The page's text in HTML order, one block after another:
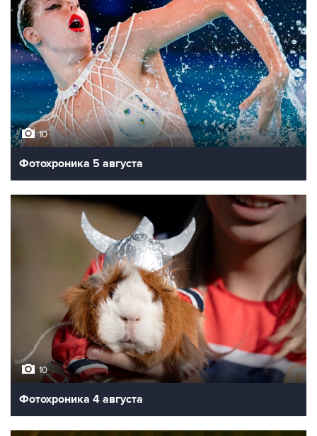
10
Фотохроника 5 августа
10
Фотохроника 4 августа